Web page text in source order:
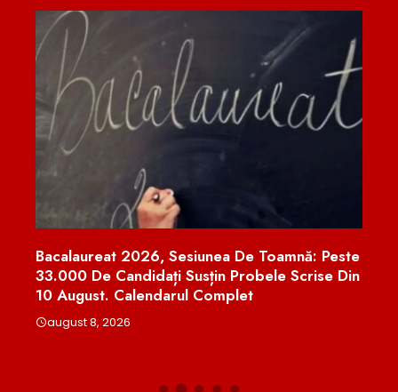
Bacalaureat 2026, Sesiunea De Toamnă: Peste
33.000 De Candidați Susțin Probele Scrise Din
10 August. Calendarul Complet
august 8, 2026